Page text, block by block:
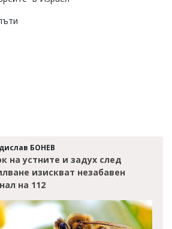
БОНЕВ
на устните и задух след
изискват незабавен
на 112